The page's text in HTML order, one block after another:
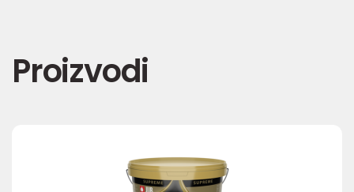
Proizvodi